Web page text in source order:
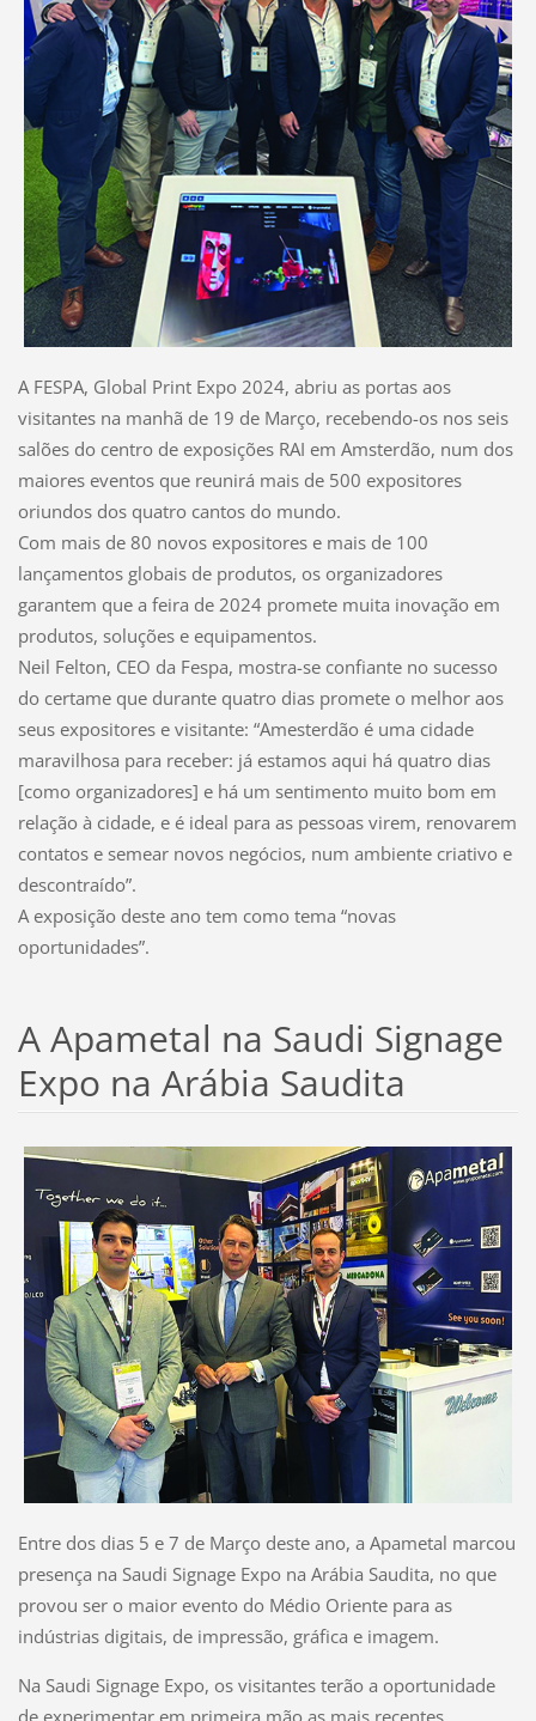
A FESPA, Global Print Expo 2024, abriu as portas aos
visitantes na manhã de 19 de Março, recebendo-os nos seis
salões do centro de exposições RAI em Amsterdão, num dos
maiores eventos que reunirá mais de 500 expositores
oriundos dos quatro cantos do mundo.
Com mais de 80 novos expositores e mais de 100
lançamentos globais de produtos, os organizadores
garantem que a feira de 2024 promete muita inovação em
produtos, soluções e equipamentos.
Neil Felton, CEO da Fespa, mostra-se confiante no sucesso
do certame que durante quatro dias promete o melhor aos
seus expositores e visitante: “Amesterdão é uma cidade
maravilhosa para receber: já estamos aqui há quatro dias
[como organizadores] e há um sentimento muito bom em
relação à cidade, e é ideal para as pessoas virem, renovarem
contatos e semear novos negócios, num ambiente criativo e
descontraído”.
A exposição deste ano tem como tema “novas
oportunidades”.
A Apametal na Saudi Signage
Expo na Arábia Saudita
Entre dos dias 5 e 7 de Março deste ano, a Apametal marcou
presença na Saudi Signage Expo na Arábia Saudita, no que
provou ser o maior evento do Médio Oriente para as
indústrias digitais, de impressão, gráfica e imagem.
Na Saudi Signage Expo, os visitantes terão a oportunidade
de experimentar em primeira mão as mais recentes